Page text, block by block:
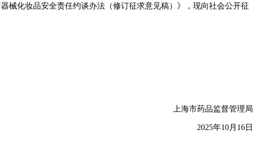
械化妆品安全责任约谈办法（修订征求意见稿）》，现向社会公开征
上海市药品监督管理局
2025年10月16日